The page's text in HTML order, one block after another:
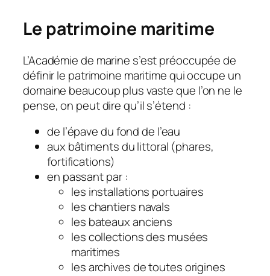
Le patrimoine maritime
L’Académie de marine s’est préoccupée de
définir le patrimoine maritime qui occupe un
domaine beaucoup plus vaste que l’on ne le
pense, on peut dire qu’il s’étend :
de l’épave du fond de l’eau
aux bâtiments du littoral (phares,
fortifications)
en passant par :
les installations portuaires
les chantiers navals
les bateaux anciens
les collections des musées
maritimes
les archives de toutes origines